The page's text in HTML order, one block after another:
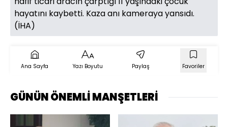
hayatını kaybetti. Kaza anı kameraya yansıdı.
(İHA)
Ana Sayfa Yazı Boyutu Paylaş Favoriler
GÜNÜN ÖNEMLİ MANŞETLERİ